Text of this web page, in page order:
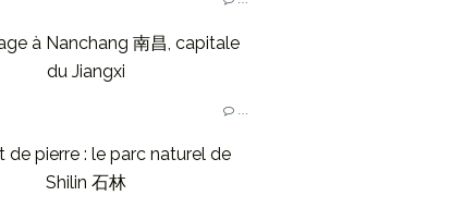
à Nanchang 南昌, capitale
du Jiangxi
de pierre : le parc naturel de
Shilin 石林